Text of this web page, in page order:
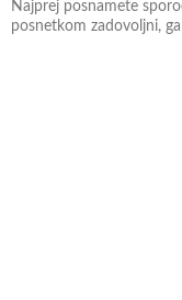
Najprej posnamete
posnetkom zadovoljni,